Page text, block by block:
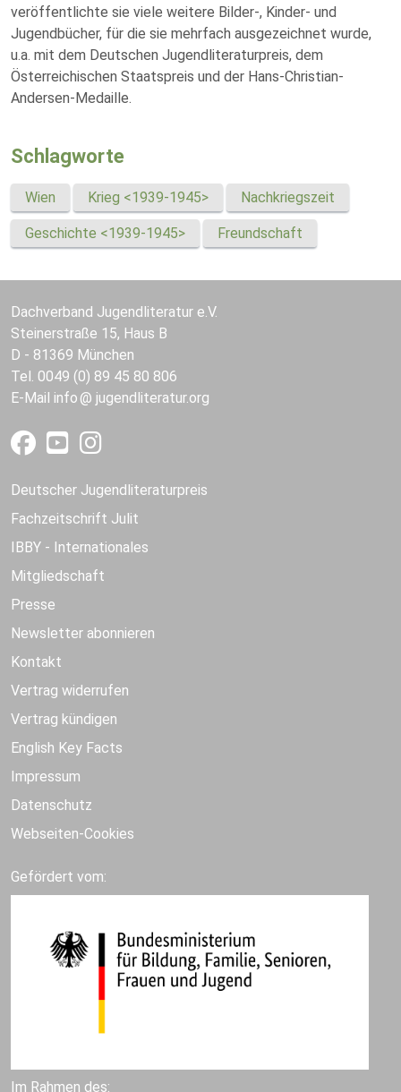
veröffentlichte sie viele weitere Bilder-, Kinder- und
Jugendbücher, für die sie mehrfach ausgezeichnet wurde,
u.a. mit dem Deutschen Jugendliteraturpreis, dem
Österreichischen Staatspreis und der Hans-Christian-
Andersen-Medaille.
Schlagworte
Wien Krieg <1939-1945> Nachkriegszeit
Geschichte <1939-1945> Freundschaft
Dachverband Jugendliteratur e.V.
Steinerstraße 15, Haus B
D - 81369 München
Tel. 0049 (0) 89 45 80 806
E-Mail info jugendliteratur.org
Deutscher Jugendliteraturpreis
Fachzeitschrift Julit
IBBY - Internationales
Mitgliedschaft
Presse
Newsletter abonnieren
Kontakt
Vertrag widerrufen
Vertrag kündigen
English Key Facts
Impressum
Datenschutz
Webseiten-Cookies
Gefördert vom:
Im Rahmen des: